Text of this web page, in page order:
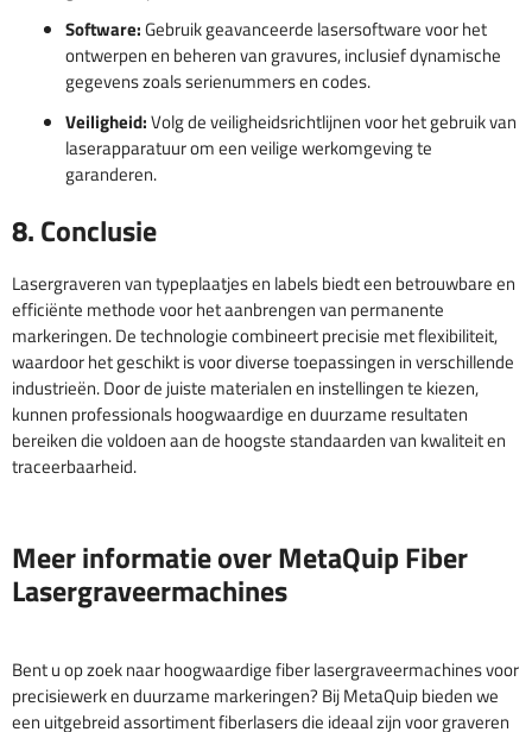
Software:Gebruik geavanceerde lasersoftware voor het
ontwerpen en beheren van gravures, inclusief dynamische
gegevens zoals serienummers en codes.
Veiligheid:Volg de veiligheidsrichtlijnen voor het gebruik van
laserapparatuur om een veilige werkomgeving te
garanderen.
8. Conclusie
Lasergraveren van typeplaatjes en labels biedt een betrouwbare en
efficiënte methode voor het aanbrengen van permanente
markeringen. De technologie combineert precisie met flexibiliteit,
waardoor het geschikt is voor diverse toepassingen in verschillende
industrieën. Door de juiste materialen en instellingen te kiezen,
kunnen professionals hoogwaardige en duurzame resultaten
bereiken die voldoen aan de hoogste standaarden van kwaliteit en
traceerbaarheid.
Meer informatie over MetaQuip Fiber
Lasergraveermachines
Bent u op zoek naar hoogwaardige fiber lasergraveermachines voor
precisiewerk en duurzame markeringen? Bij MetaQuip bieden we
een uitgebreid assortiment fiberlasers die ideaal zijn voor graveren